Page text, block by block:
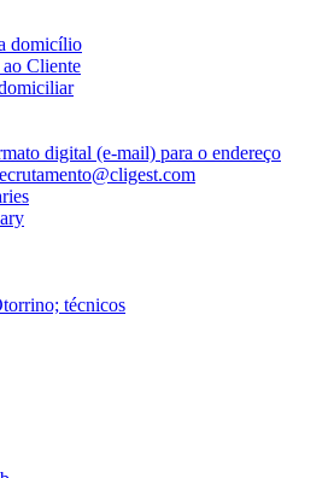
domicílio
Cliente
digital (e-mail) para o endereço
técnicos